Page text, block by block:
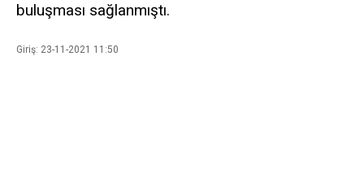
buluşması sağlanmıştı.
Giriş: 23-11-2021 11:50